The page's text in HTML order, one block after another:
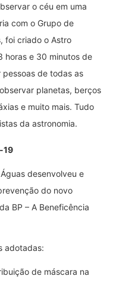
o céu em uma
com o Grupo de
foi criado o Astro
horas e 30 minutos de
de todas as
planetas, berços
e muito mais. Tudo
da astronomia.
19
desenvolveu e
do novo
BP – A Beneficência
adotadas:
de máscara na